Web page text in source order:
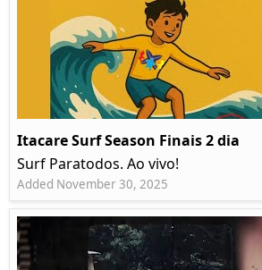
Itacare Surf Season Finais 2 dia
Surf Paratodos. Ao vivo!
Added November 30, 2025